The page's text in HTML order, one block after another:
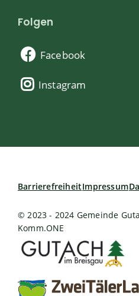
Folgen
Facebook
Instagram
BarrierefreiheitImpressum
© 2023 - 2024 Gemeinde
Komm.ONE